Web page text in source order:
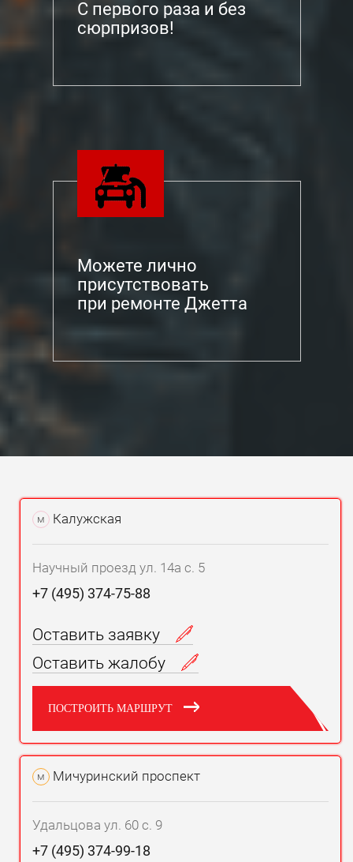
С первого раза и без
сюрпризов!
Можете лично
присутствовать
при ремонте Джетта
м Калужская
Научный проезд ул. 14а с. 5
+7 (495) 374-75-88
Оставить заявку
Оставить жалобу
ПОСТРОИТЬ МАРШРУТ
м Мичуринский проспект
Удальцова ул. 60 с. 9
+7 (495) 374-99-18